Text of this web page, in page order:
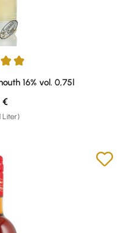
5 von 5 Sternen
16% vol. 0,75l
Liter)
Preis:
€